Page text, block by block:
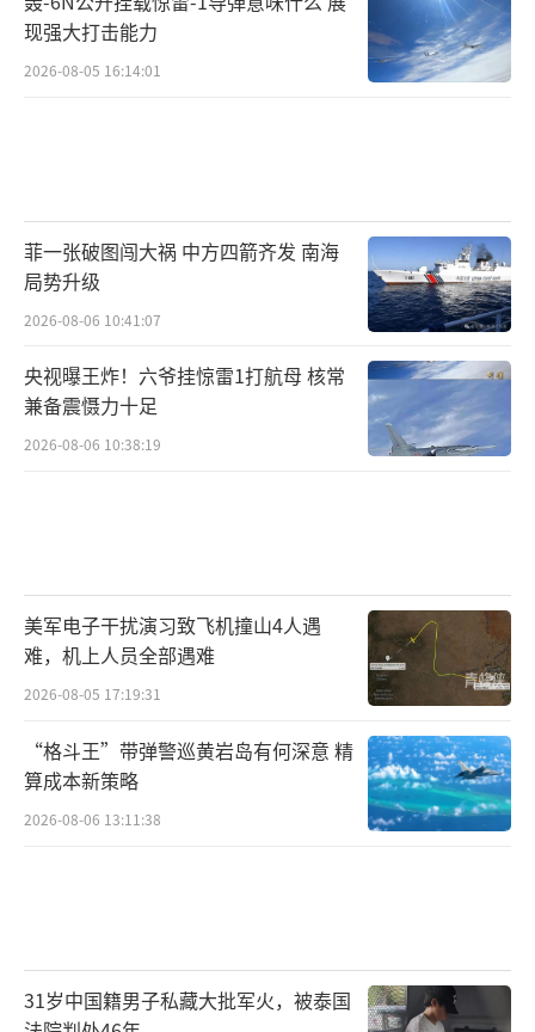
（王仁）这段历史在《隋书》中也有所记
日本流传最早的正史《日本书纪》中也
说；“上古时期，未有文字”。
也就是说，直到汉字传入前，日语还处于
二、遣唐使学习中国文化，日本文字再次
演化此后，日本的中央政权为了加强自身统
时间来到公元618年。在这一年，唐朝建立
了。此后的唐朝日益兴盛，威名远播，
大小国
家信服唐朝的鼎盛与富庶，推崇备至，都派人
前来朝贺学习，日本也不例外
（西安遣唐使碑）
630年，日本第一次向唐朝派遣了遣唐使。
学，艺术，思想等方面，都对中国文化推崇备
至。
现强大打击能力
2026-08-05 16:14:01
菲一张破图闯大祸 中方四箭齐发 南海
局势升级
2026-08-06 10:41:07
央视曝王炸！六爷挂惊雷1打航母 核常
兼备震慑力十足
2026-08-06 10:38:19
美军电子干扰演习致飞机撞山4人遇
难，机上人员全部遇难
2026-08-05 17:19:31
“格斗王”带弹警巡黄岩岛有何深意 精
算成本新策略
2026-08-06 13:11:38
31岁中国籍男子私藏大批军火，被泰国